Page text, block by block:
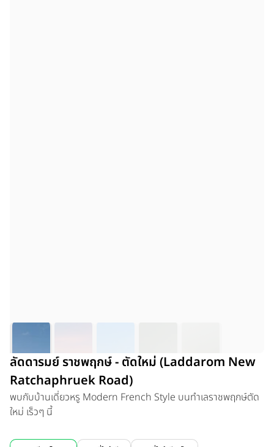
ลัดดารมย์ ราชพฤกษ์ - ตัดใหม่ (Laddarom New
Ratchaphruek Road)
พบกับบ้านเดี่ยวหรู Modern French Style บนทำเลราชพฤกษ์ตัด
ใหม่ เร็วๆ นี้